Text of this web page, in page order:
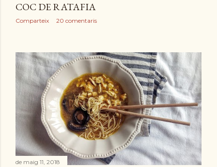
COC DE RATAFIA
Comparteix 20 comentaris
de maig 11, 2018